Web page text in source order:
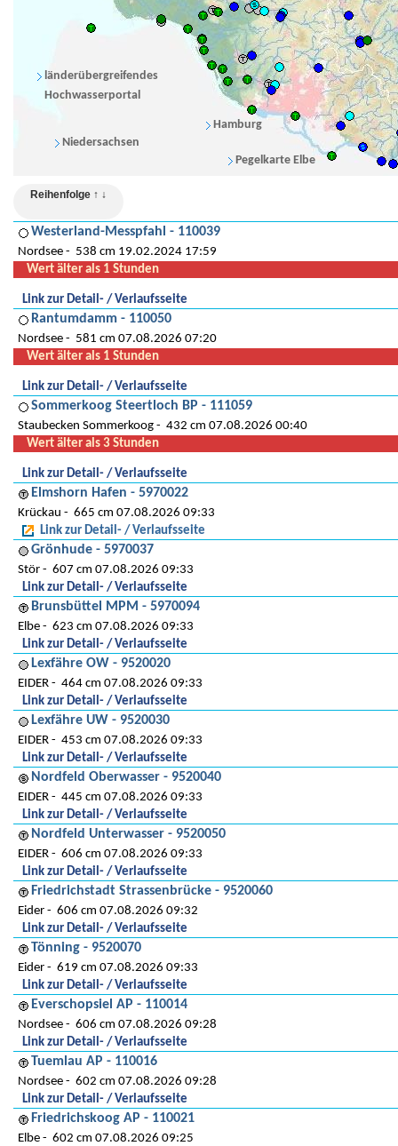
Reihenfolge ↑ ↓
Westerland-Messpfahl - 110039
Nordsee
538 cm 19.02.2024 17:59
Wert älter als 1 Stunden
Link zur Detail- / Verlaufsseite
Rantumdamm - 110050
Nordsee
581 cm 07.08.2026 07:20
Wert älter als 1 Stunden
Link zur Detail- / Verlaufsseite
Sommerkoog Steertloch BP - 111059
Staubecken Sommerkoog
432 cm 07.08.2026 00:40
Wert älter als 3 Stunden
Link zur Detail- / Verlaufsseite
Elmshorn Hafen - 5970022
Krückau
665 cm 07.08.2026 09:33
Link zur Detail- / Verlaufsseite
Grönhude - 5970037
Stör
607 cm 07.08.2026 09:33
Link zur Detail- / Verlaufsseite
Brunsbüttel MPM - 5970094
Elbe
623 cm 07.08.2026 09:33
Link zur Detail- / Verlaufsseite
Lexfähre OW - 9520020
EIDER
464 cm 07.08.2026 09:33
Link zur Detail- / Verlaufsseite
Lexfähre UW - 9520030
EIDER
453 cm 07.08.2026 09:33
Link zur Detail- / Verlaufsseite
Nordfeld Oberwasser - 9520040
EIDER
445 cm 07.08.2026 09:33
Link zur Detail- / Verlaufsseite
Nordfeld Unterwasser - 9520050
EIDER
606 cm 07.08.2026 09:33
Link zur Detail- / Verlaufsseite
Friedrichstadt Strassenbrücke - 9520060
Eider
606 cm 07.08.2026 09:32
Link zur Detail- / Verlaufsseite
Tönning - 9520070
Eider
619 cm 07.08.2026 09:33
Link zur Detail- / Verlaufsseite
Everschopsiel AP - 110014
Nordsee
606 cm 07.08.2026 09:28
Link zur Detail- / Verlaufsseite
Tuemlau AP - 110016
Nordsee
602 cm 07.08.2026 09:28
Link zur Detail- / Verlaufsseite
Friedrichskoog AP - 110021
Elbe
602 cm 07.08.2026 09:25
Pegelkarte Elbe
Niedersachsen
Hamburg
länderübergreifendes
Hochwasserportal